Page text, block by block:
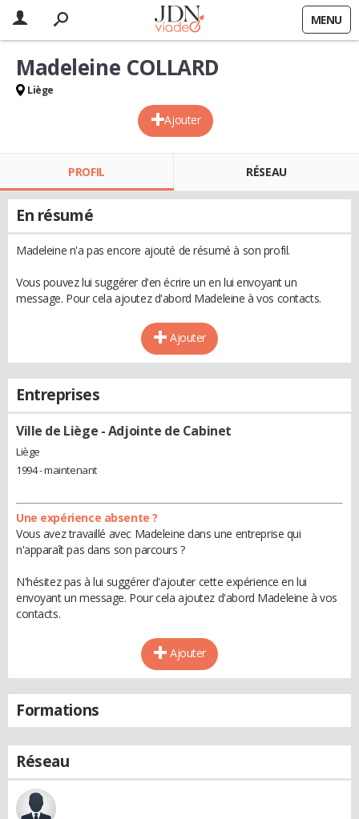
MENU
Ajouter
Madeleine COLLARD
Liège
PROFIL RÉSEAU
En résumé
Madeleine n'a pas encore ajouté de résumé à son profil.
Vous pouvez lui suggérer d'en écrire un en lui envoyant un
message. Pour cela ajoutez d'abord Madeleine à vos contacts.
Ajouter
Entreprises
Ville de Liège - Adjointe de Cabinet
Liège
1994 - maintenant
Une expérience absente ?
Vous avez travaillé avec Madeleine dans une entreprise qui
n'apparaît pas dans son parcours ?
N'hésitez pas à lui suggérer d'ajouter cette expérience en lui
envoyant un message. Pour cela ajoutez d'abord Madeleine à vos
contacts.
Ajouter
Formations
Réseau